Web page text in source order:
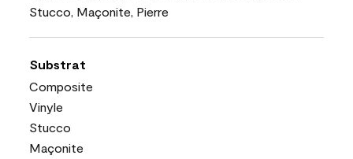
Stucco, Maçonite, Pierre
Substrat
Composite
Vinyle
Stucco
Maçonite